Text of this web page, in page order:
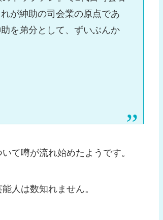
が紳助の司会業の原点であ
を弟分として、ずいぶんか
て噂が流れ始めたようです。
人は数知れません。